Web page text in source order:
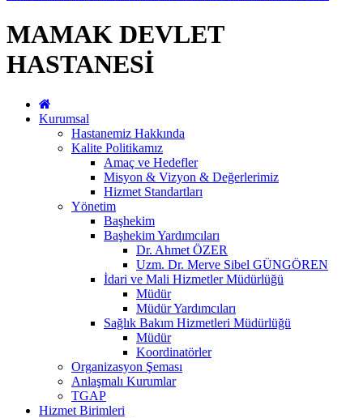
MAMAK DEVLET
HASTANESİ
Kurumsal
Hastanemiz Hakkında
Kalite Politikamız
Amaç ve Hedefler
Misyon & Vizyon & Değerlerimiz
Hizmet Standartları
Yönetim
Başhekim
Başhekim Yardımcıları
Dr. Ahmet ÖZER
Uzm. Dr. Merve Sibel GÜNGÖREN
İdari ve Mali Hizmetler Müdürlüğü
Müdür
Müdür Yardımcıları
Sağlık Bakım Hizmetleri Müdürlüğü
Müdür
Koordinatörler
Organizasyon Şeması
Anlaşmalı Kurumlar
TGAP
Hizmet Birimleri